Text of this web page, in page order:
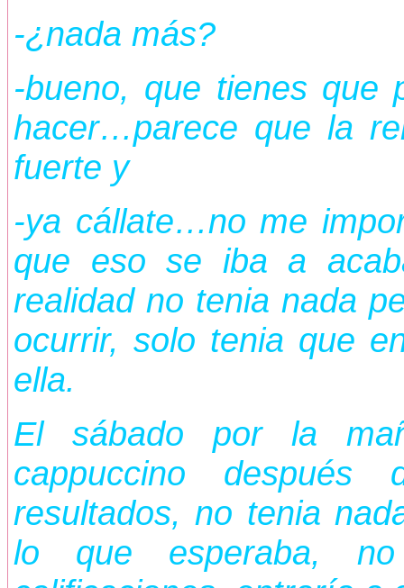
-¿nada más?
-bueno, que tienes que
hacer…parece que la
fuerte y
-ya cállate…no me
que eso se iba a
realidad no tenia nada
ocurrir, solo tenia que
ella.
El sábado por la
cappuccino
resultados, no tenia
lo que esperaba,